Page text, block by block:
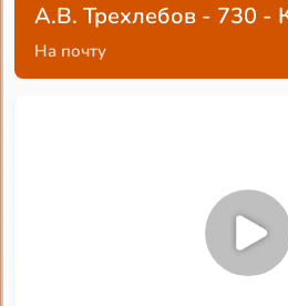
А.В. Трехлебов - 730 -
На почту